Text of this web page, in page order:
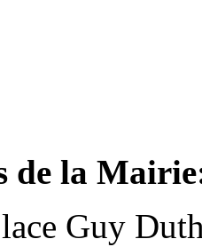
de la
Guy